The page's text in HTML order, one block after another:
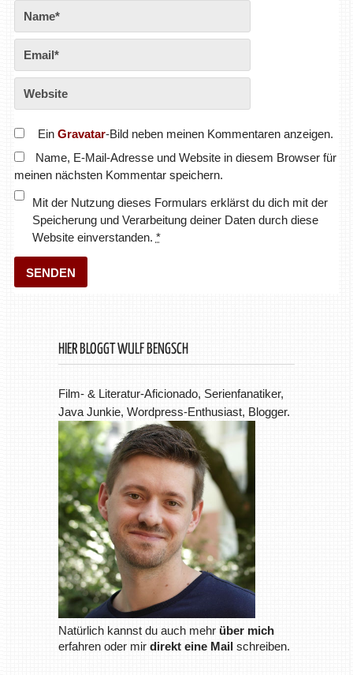
Ein Gravatar-Bild neben meinen Kommentaren anzeigen.
Name, E-Mail-Adresse und Website in diesem Browser für
meinen nächsten Kommentar speichern.
Mit der Nutzung dieses Formulars erklärst du dich mit der
Speicherung und Verarbeitung deiner Daten durch diese
Website einverstanden. *
HIER BLOGGT WULF BENGSCH
Film- & Literatur-Aficionado, Serienfanatiker,
Java Junkie, Wordpress-Enthusiast, Blogger.
Natürlich kannst du auch mehr über mich
erfahren oder mir direkt eine Mailschreiben.